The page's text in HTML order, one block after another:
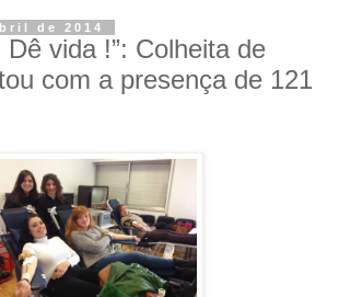
de 2014
Dê vida !”: Colheita de
com a presença de 121